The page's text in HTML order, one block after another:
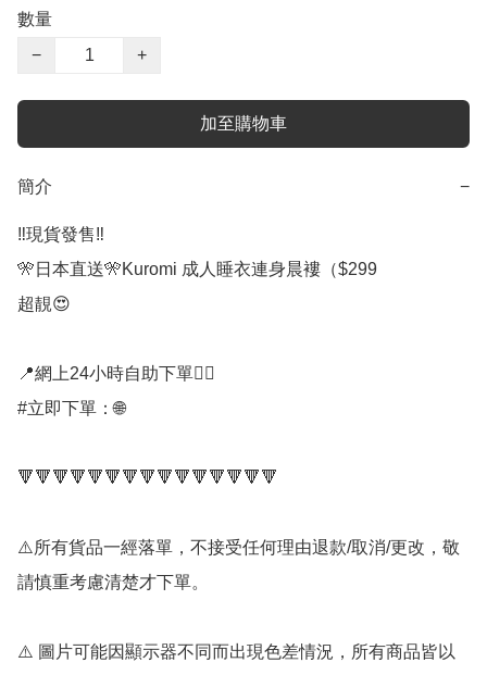
數量
−
+
加至購物車
簡介 −
‼️現貨發售‼️
🎌日本直送🎌Kuromi 成人睡衣連身晨褸（$299
超靚😍
📍網上24小時自助下單👍🏻
#立即下單：🌐
🔻🔻🔻🔻🔻🔻🔻🔻🔻🔻🔻🔻🔻🔻🔻
⚠️所有貨品一經落單，不接受任何理由退款/取消/更改，敬
請慎重考慮清楚才下單。
⚠️ 圖片可能因顯示器不同而出現色差情況，所有商品皆以